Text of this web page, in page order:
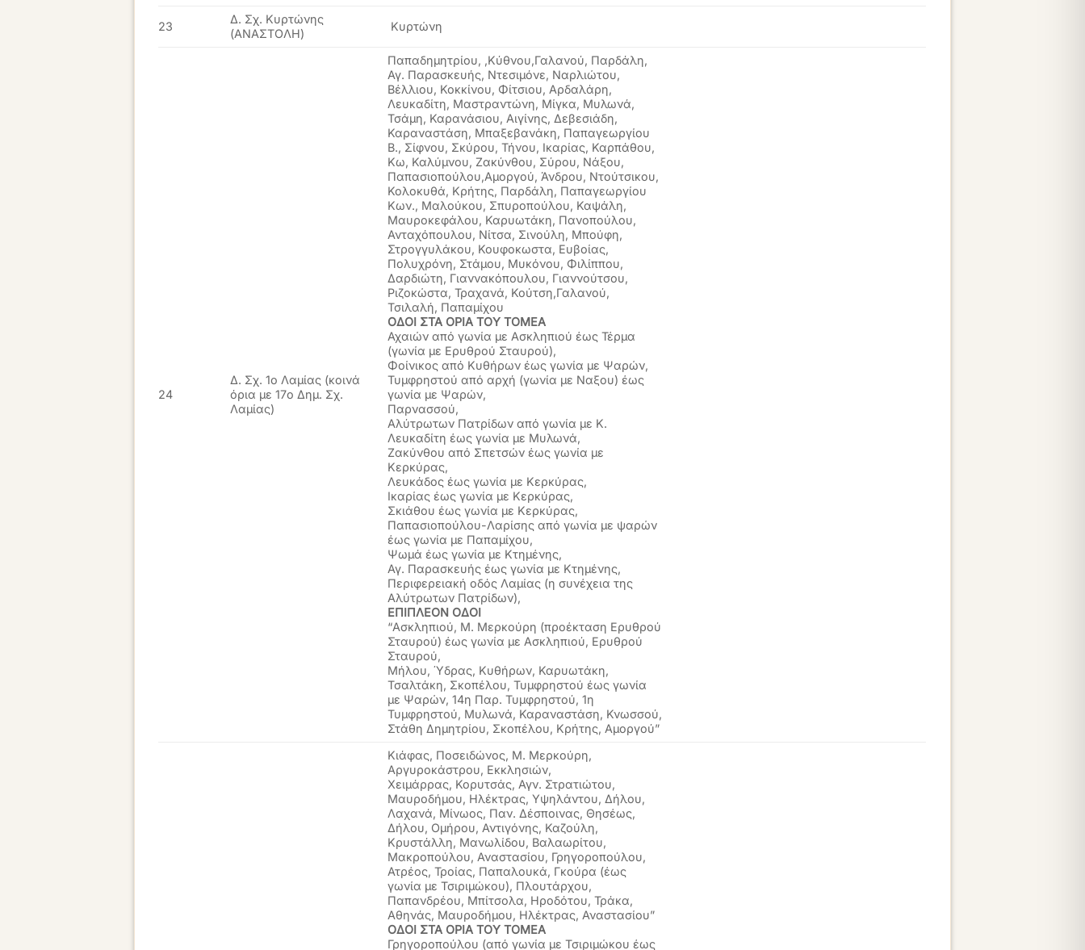
23
Δ. Σχ. Κυρτώνης
(ΑΝΑΣΤΟΛΗ)
Κυρτώνη
24
Δ. Σχ. 1ο Λαμίας (κοινά
όρια με 17ο Δημ. Σχ.
Λαμίας)
Παπαδημητρίου, ,Κύθνου,Γαλανού, Παρδάλη,
Αγ. Παρασκευής, Ντεσιμόνε, Ναρλιώτου,
Βέλλιου, Κοκκίνου, Φίτσιου, Αρδαλάρη,
Λευκαδίτη, Μαστραντώνη, Μίγκα, Μυλωνά,
Τσάμη, Καρανάσιου, Αιγίνης, Δεβεσιάδη,
Καραναστάση, Μπαξεβανάκη, Παπαγεωργίου
Β., Σίφνου, Σκύρου, Τήνου, Ικαρίας, Καρπάθου,
Κω, Καλύμνου, Ζακύνθου, Σύρου, Νάξου,
Παπασιοπούλου,Αμοργού, Άνδρου, Ντούτσικου,
Κολοκυθά, Κρήτης, Παρδάλη, Παπαγεωργίου
Κων., Μαλούκου, Σπυροπούλου, Καψάλη,
Μαυροκεφάλου, Καρυωτάκη, Πανοπούλου,
Ανταχόπουλου, Νίτσα, Σινούλη, Μπούφη,
Στρογγυλάκου, Κουφοκωστα, Ευβοίας,
Πολυχρόνη, Στάμου, Μυκόνου, Φιλίππου,
Δαρδιώτη, Γιαννακόπουλου, Γιαννούτσου,
Ριζοκώστα, Τραχανά, Κούτση,Γαλανού,
Τσιλαλή, Παπαμίχου
ΟΔΟΙ ΣΤΑ ΟΡΙΑ ΤΟΥ ΤΟΜΕΑ
Αχαιών από γωνία με Ασκληπιού έως Τέρμα
(γωνία με Ερυθρού Σταυρού),
Φοίνικος από Κυθήρων έως γωνία με Ψαρών,
Τυμφρηστού από αρχή (γωνία με Ναξου) έως
γωνία με Ψαρών,
Παρνασσού,
Αλύτρωτων Πατρίδων από γωνία με Κ.
Λευκαδίτη έως γωνία με Μυλωνά,
Ζακύνθου από Σπετσών έως γωνία με
Κερκύρας,
Λευκάδος έως γωνία με Κερκύρας,
Ικαρίας έως γωνία με Κερκύρας,
Σκιάθου έως γωνία με Κερκύρας,
Παπασιοπούλου-Λαρίσης από γωνία με ψαρών
έως γωνία με Παπαμίχου,
Ψωμά έως γωνία με Κτημένης,
Αγ. Παρασκευής έως γωνία με Κτημένης,
Περιφερειακή οδός Λαμίας (η συνέχεια της
Αλύτρωτων Πατρίδων),
ΕΠΙΠΛΕΟΝ ΟΔΟΙ
“Ασκληπιού, Μ. Μερκούρη (προέκταση Ερυθρού
Σταυρού) έως γωνία με Ασκληπιού, Ερυθρού
Σταυρού,
Μήλου, Ύδρας, Κυθήρων, Καρυωτάκη,
Τσαλτάκη, Σκοπέλου, Τυμφρηστού έως γωνία
με Ψαρών, 14η Παρ. Τυμφρηστού, 1η
Τυμφρηστού, Μυλωνά, Καραναστάση, Κνωσσού,
Στάθη Δημητρίου, Σκοπέλου, Κρήτης, Αμοργού”
Κιάφας, Ποσειδώνος, Μ. Μερκούρη,
Αργυροκάστρου, Εκκλησιών,
Χειμάρρας, Κορυτσάς, Αγν. Στρατιώτου,
Μαυροδήμου, Ηλέκτρας, Υψηλάντου, Δήλου,
Λαχανά, Μίνωος, Παν. Δέσποινας, Θησέως,
Δήλου, Ομήρου, Αντιγόνης, Καζούλη,
Κρυστάλλη, Μανωλίδου, Βαλαωρίτου,
Μακροπούλου, Αναστασίου, Γρηγοροπούλου,
Ατρέος, Τροίας, Παπαλουκά, Γκούρα (έως
γωνία με Τσιριμώκου), Πλουτάρχου,
Παπανδρέου, Μπίτσολα, Ηροδότου, Τράκα,
Αθηνάς, Μαυροδήμου, Ηλέκτρας, Αναστασίου”
ΟΔΟΙ ΣΤΑ ΟΡΙΑ ΤΟΥ ΤΟΜΕΑ
Γρηγοροπούλου (από γωνία με Τσιριμώκου έως